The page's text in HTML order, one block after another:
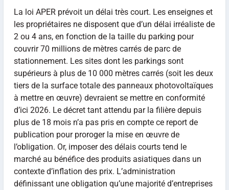
La loi APER prévoit un délai très court. Les enseignes et
les propriétaires ne disposent que d’un délai irréaliste de
2 ou 4 ans, en fonction de la taille du parking pour
couvrir 70 millions de mètres carrés de parc de
stationnement. Les sites dont les parkings sont
supérieurs à plus de 10 000 mètres carrés (soit les deux
tiers de la surface totale des panneaux photovoltaïques
à mettre en œuvre) devraient se mettre en conformité
d’ici 2026. Le décret tant attendu par la filière depuis
plus de 18 mois n’a pas pris en compte ce report de
publication pour proroger la mise en œuvre de
l’obligation. Or, imposer des délais courts tend le
marché au bénéfice des produits asiatiques dans un
contexte d’inflation des prix. L’administration
définissant une obligation qu’une majorité d’entreprises